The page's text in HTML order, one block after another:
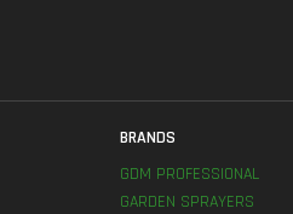
BRANDS
GDM PROFESSIONAL
GARDEN SPRAYERS